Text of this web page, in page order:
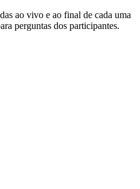
ao vivo e ao final de cada uma
perguntas dos participantes.